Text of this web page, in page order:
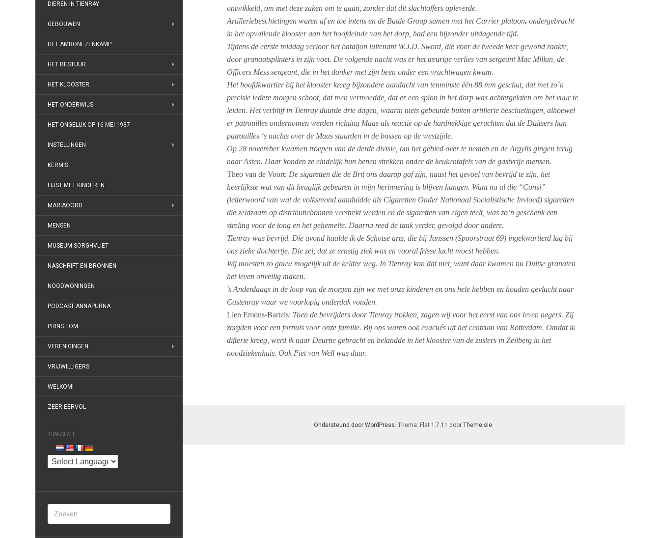
DIEREN IN TIENRAY
GEBOUWEN
HET AMBONEZENKAMP
HET BESTUUR
HET KLOOSTER
HET ONDERWIJS
HET ONGELUK OP 16 MEI 1937
INSTELLINGEN
KERMIS
LIJST MET KINDEREN
MARIAOORD
MENSEN
MUSEUM SORGHVLIET
NASCHRIFT EN BRONNEN
NOODWONINGEN
PODCAST ANNAPURNA
PRINS TOM
VERENIGINGEN
VRIJWILLIGERS
WELKOM!
ZEER EERVOL
TRANSLATE:
ontwikkeld, om met deze zaken om te gaan, zonder dat dit slachtoffers opleverde.
Artilleriebeschietingen waren af en toe intens en de Battle Group samen met het Carrier platoon, ondergebracht
in het opvallende klooster aan het hoofdeinde van het dorp, had een bijzonder uitdagende tijd.
Tijdens de eerste middag verloor het bataljon luitenant W.J.D. Sword, die voor de tweede keer gewond raakte,
door granaatsplinters in zijn voet. De volgende nacht was er het treurige verlies van sergeant Mac Millan, de
Officers Mess sergeant, die in het donker met zijn been onder een vrachtwagen kwam.
Het hoofdkwartier bij het klooster kreeg bijzondere aandacht van tenminste één 88 mm geschut, dat met zo´n
precisie iedere morgen schoot, dat men vermoedde, dat er een spion in het dorp was achtergelaten om het vuur te
leiden. Het verblijf in Tienray duurde drie dagen, waarin niets gebeurde buiten artillerie beschietingen, alhoewel
er patrouilles ondernomen werden richting Maas als reactie op de hardnekkige geruchten dat de Duitsers hun
patrouilles ‘s nachts over de Maas stuurden in de bossen op de westzijde.
Op 28 november kwamen troepen van de derde divisie, om het gebied over te nemen en de Argylls gingen terug
naar Asten. Daar konden ze eindelijk hun benen strekken onder de keukentafels van de gastvrije mensen.
Theo van de Voort: De sigaretten die de Brit ons daarop gaf zijn, naast het gevoel van bevrijd te zijn, het
heerlijkste wat van dit heuglijk gebeuren in mijn herinnering is blijven hangen. Want na al die “Consi”
(letterwoord van wat de volksmond aanduidde als Cigaretten Onder Nationaal Socialistische Invloed) sigaretten
die zeldzaam op distributiebonnen verstrekt werden en de sigaretten van eigen teelt, was zo’n geschenk een
streling voor de tong en het gehemelte. Daarna reed de tank verder, gevolgd door andere.
Tienray was bevrijd. Die avond haalde ik de Schotse arts, die bij Janssen (Spoorstraat 69) ingekwartierd lag bij
ons zieke dochtertje. Die zei, dat ze ernstig ziek was en vooral frisse lucht moest hebben.
Wij moesten zo gauw mogelijk uit de kelder weg. In Tienray kon dat niet, want daar kwamen nu Duitse granaten
het leven onveilig maken.
’s Anderdaags in de loop van de morgen zijn we met onze kinderen en ons hele hebben en houden gevlucht naar
Castenray waar we voorlopig onderdak vonden.
Lien Emons-Bartels: Toen de bevrijders door Tienray trokken, zagen wij voor het eerst van ons leven negers. Zij
zorgden voor een fornuis voor onze familie. Bij ons waren ook evacués uit het centrum van Rotterdam. Omdat ik
difterie kreeg, werd ik naar Deurne gebracht en belandde in het klooster van de zusters in Zeilberg in het
noodziekenhuis. Ook Piet van Well was daar.
Ondersteund door WordPress. Thema: Flat 1.7.11 door Themeisle.